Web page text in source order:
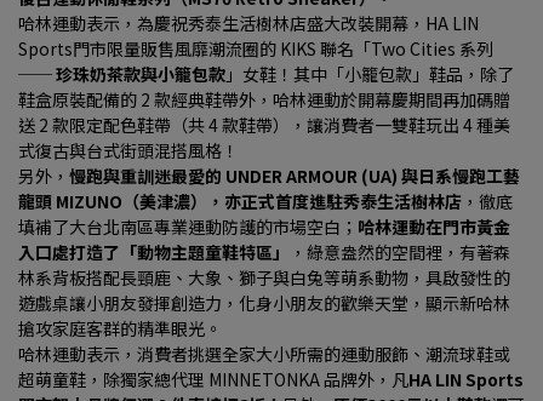
哈林運動表示，為慶祝秀泰生活樹林店盛大改裝開幕，HA LIN
Sports門市限量販售風靡潮流圈的 KIKS 聯名「Two Cities 系列
── 珍珠奶茶款與小籠包款 」女鞋！其中「小籠包款」鞋品，除了
鞋盒原裝配備的 2 款經典鞋帶外，哈林運動於開幕慶期間再加碼贈
送 2 款限定配色鞋帶（共 4 款鞋帶），讓消費者一雙鞋玩出 4 種美
式復古與台式街頭混搭風格！
另外， 慢跑與重訓迷最愛的 UNDER ARMOUR (UA) 與日系慢跑工藝
龍頭 MIZUNO（美津濃），亦正式首度進駐秀泰生活樹林店 ，徹底
填補了大台北南區專業運動防護的市場空白； 哈林運動在門市黃金
入口處打造了「動物主題童鞋特區」
，綠意盎然的空間裡，有著森
林系背板搭配長頸鹿、大象、獅子與白兔等萌系動物，具啟發性的
遊戲桌讓小朋友發揮創造力，化身小朋友的歡樂天堂，顯示新哈林
搶攻家庭客群的精準眼光。
哈林運動表示，消費者挑選全家大小所需的運動服飾、潮流球鞋或
超萌童鞋，除獨家總代理 MINNETONKA 品牌外，凡HA LIN Sports